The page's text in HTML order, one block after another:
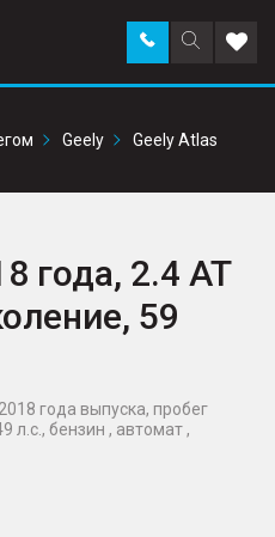
Поиск
по
Заказать
звонок в
Geely Geely Atlas
года, 2.4 AT
59
года выпуска, пробег
л.с., бензин , автомат ,